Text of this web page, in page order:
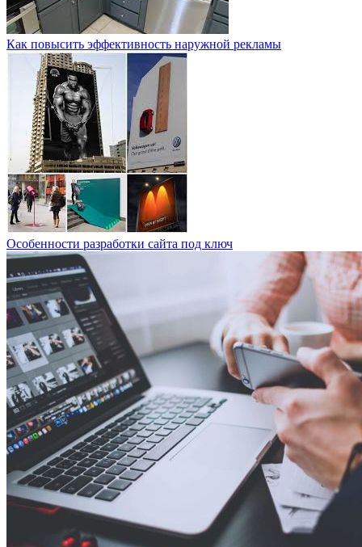
Как повысить эффективность наружной рекламы
Особенности разработки сайта под ключ